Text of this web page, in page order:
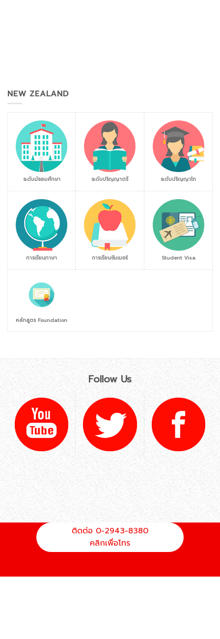
NEW ZEALAND
ระดับมัธยมศึกษา ระดับปริญญาตรี ระดับปริญญาโท
การเรียนภาษา การเรียนซัมเมอร์ Student Visa
หลักสูตร Foundation
Follow Us
ติดต่อ 0-2943-8380
คลิกเพื่อโทร